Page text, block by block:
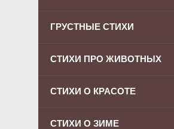
ГРУСТНЫЕ СТИХИ
СТИХИ ПРО ЖИВОТНЫХ
СТИХИ О КРАСОТЕ
СТИХИ О ЗИМЕ